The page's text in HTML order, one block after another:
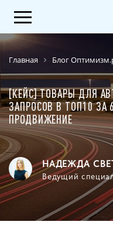
Главная Блог
[КЕЙС] ТОВАРЫ ДЛЯ
ЗАПРОСОВ В ТОП10 ЗА
ПРОДВИЖЕНИЕ
НАДЕЖДА
Ведущий